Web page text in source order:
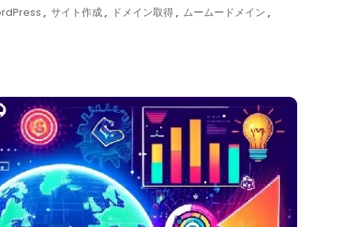
, サイト作成, ドメイン取得, ムームードメイン ,